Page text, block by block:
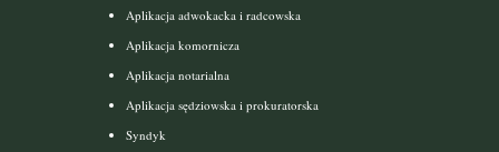
Aplikacja adwokacka i radcowska
Aplikacja komornicza
Aplikacja notarialna
Aplikacja sędziowska i prokuratorska
Syndyk